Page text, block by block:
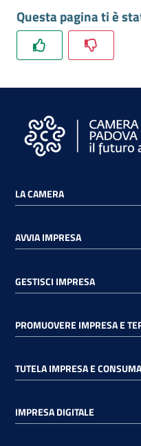
Newsle
Sala
Stampa
Seguici
Questa pagina ti è
LA CAMERA
AVVIA IMPRESA
GESTISCI IMPRESA
PROMUOVERE IMPRESA E
TUTELA IMPRESA E
IMPRESA DIGITALE